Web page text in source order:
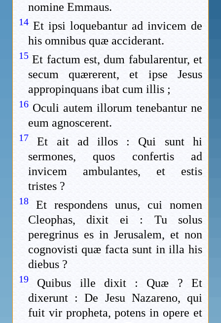
nomine Emmaus.
14 Et ipsi loquebantur ad invicem de
his omnibus quæ acciderant.
15 Et factum est, dum fabularentur, et
secum quærerent, et ipse Jesus
appropinquans ibat cum illis ;
16 Oculi autem illorum tenebantur ne
eum agnoscerent.
17
Et ait ad illos : Qui sunt hi
sermones, quos confertis ad
invicem ambulantes, et estis
tristes ?
18
Et respondens unus, cui nomen
Cleophas, dixit ei : Tu solus
peregrinus es in Jerusalem, et non
cognovisti quæ facta sunt in illa his
diebus ?
19
Quibus ille dixit : Quæ ? Et
dixerunt : De Jesu Nazareno, qui
fuit vir propheta, potens in opere et